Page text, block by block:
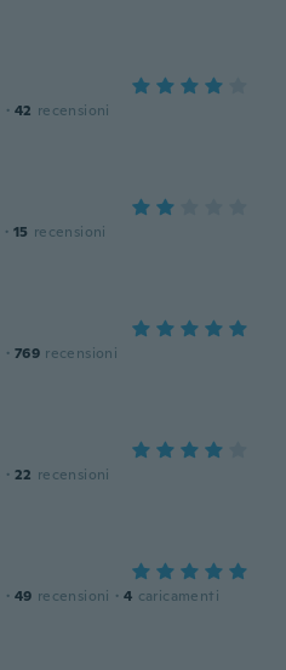
· 42 recensioni
· 15 recensioni
· 769 recensioni
· 22 recensioni
· 49 recensioni · 4 caricamenti